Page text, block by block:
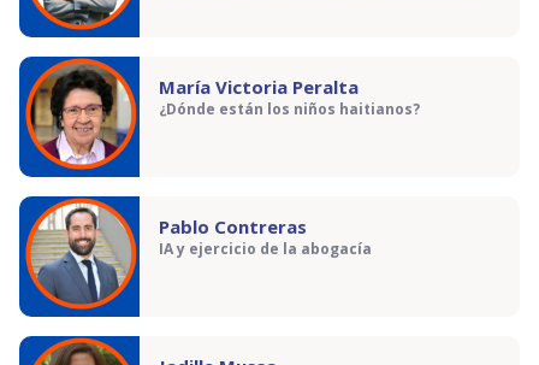
María Victoria Peralta
¿Dónde están los niños haitianos?
Pablo Contreras
IA y ejercicio de la abogacía